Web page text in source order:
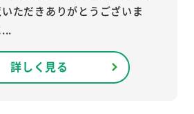
ただきありがとうございま
詳しく見る